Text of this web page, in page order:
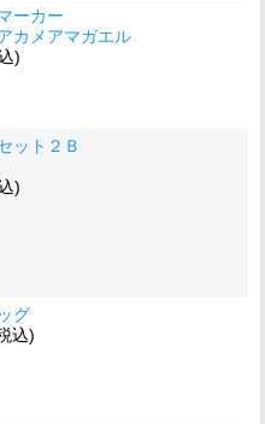
ーカー
カメアマガエル
)
ット２Ｂ
)
グ
込)